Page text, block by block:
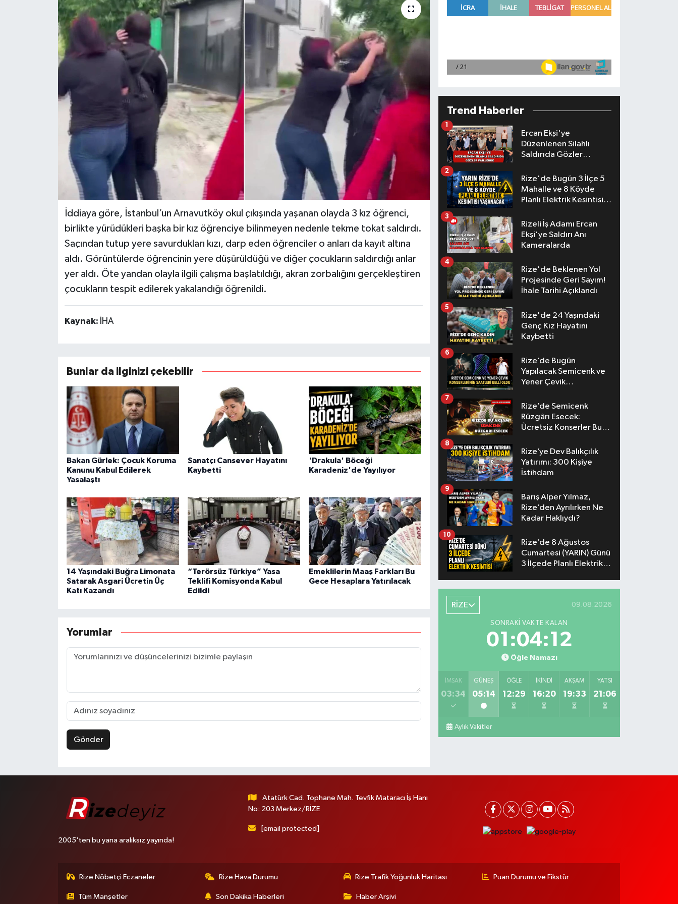
İddiaya göre, İstanbul’un Arnavutköy okul çıkışında yaşanan olayda 3 kız öğrenci,
birlikte yürüdükleri başka bir kız öğrenciye bilinmeyen nedenle tekme tokat saldırdı.
Saçından tutup yere savurdukları kızı, darp eden öğrenciler o anları da kayıt altına
aldı. Görüntülerde öğrencinin yere düşürüldüğü ve diğer çocukların saldırdığı anlar
yer aldı. Öte yandan olayla ilgili çalışma başlatıldığı, akran zorbalığını gerçekleştiren
çocukların tespit edilerek yakalandığı öğrenildi.
Kaynak: İHA
Bunlar da ilginizi çekebilir
Bakan Gürlek: Çocuk Koruma
Kanunu Kabul Edilerek
Yasalaştı
Sanatçı Cansever Hayatını
Kaybetti
'Drakula' Böceği
Karadeniz'de Yayılıyor
14 Yaşındaki Buğra Limonata
Satarak Asgari Ücretin Üç
Katı Kazandı
“Terörsüz Türkiye” Yasa
Teklifi Komisyonda Kabul
Edildi
Emeklilerin Maaş Farkları Bu
Gece Hesaplara Yatırılacak
Yorumlar
Gönder
Trend Haberler
Ercan Ekşi'ye
Düzenlenen Silahlı
Saldırıda Gözler
1
Rize'de Bugün 3 İlçe 5
Mahalle ve 8 Köyde
Planlı Elektrik Kesintisi
2
Rizeli İş Adamı Ercan
Ekşi'ye Saldırı Anı
Kameralarda
3
Rize'de Beklenen Yol
Projesinde Geri Sayım!
İhale Tarihi Açıklandı
4
Rize'de 24 Yaşındaki
Genç Kız Hayatını
Kaybetti
5
Rize’de Bugün
Yapılacak Semicenk ve
Yener Çevik
Belli Oldu
6
Rize’de Semicenk
Rüzgârı Esecek:
Ücretsiz Konserler Bu
7
Rize’ye Dev Balıkçılık
Yatırımı: 300 Kişiye
İstihdam
8
Barış Alper Yılmaz,
Rize’den Ayrılırken Ne
Kadar Haklıydı?
9
Rize’de 8 Ağustos
Cumartesi (YARIN) Günü
3 İlçede Planlı Elektrik
10
RİZE 09.08.2026
SONRAKI VAKTE KALAN
01:04:12
Öğle Namazı
İMSAK
03:34
GÜNEŞ
05:14
ÖĞLE
12:29
İKINDI
16:20
AKŞAM
19:33
YATSI
21:06
Aylık Vakitler
2005'ten bu yana aralıksız yayında!
Atatürk Cad. Tophane Mah. Tevfik Mataracı İş Hanı
No: 203 Merkez/RİZE
[email protected]
Rize Nöbetçi Eczaneler Rize Hava Durumu Rize Trafik Yoğunluk Haritası Puan Durumu ve Fikstür
Tüm Manşetler Son Dakika Haberleri Haber Arşivi